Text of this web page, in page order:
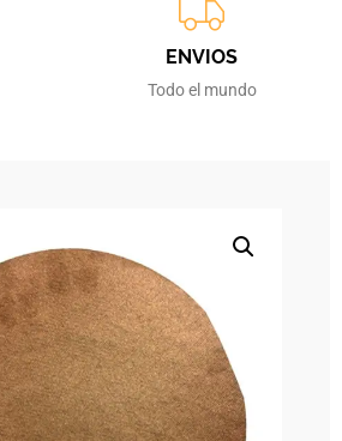
ENVIOS
Todo el mundo